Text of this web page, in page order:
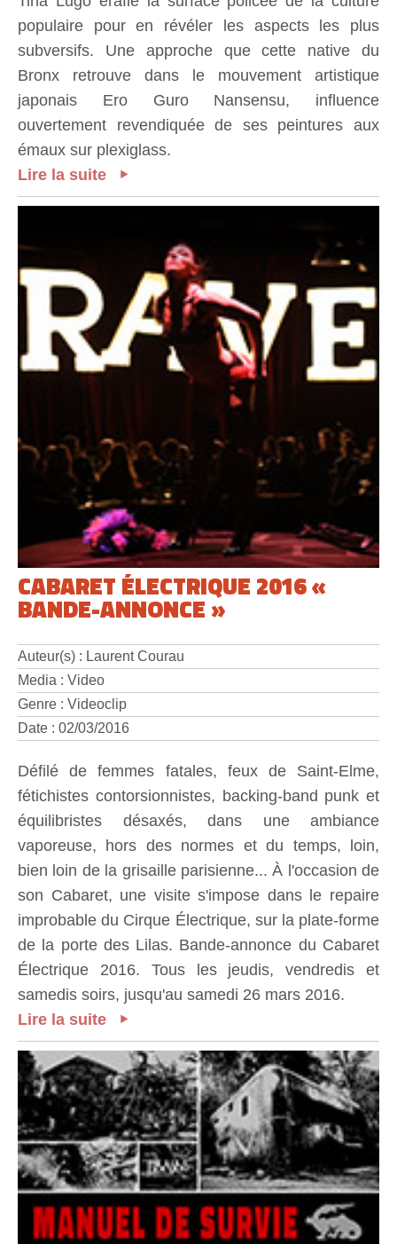
populaire pour en révéler les aspects les plus
subversifs. Une approche que cette native du
Bronx retrouve dans le mouvement artistique
japonais Ero Guro Nansensu, influence
ouvertement revendiquée de ses peintures aux
émaux sur plexiglass.
Lire la suite
CABARET ÉLECTRIQUE 2016 «
BANDE-ANNONCE »
Auteur(s) : Laurent Courau
Media : Video
Genre : Videoclip
Date : 02/03/2016
Défilé de femmes fatales, feux de Saint-Elme,
fétichistes contorsionnistes, backing-band punk et
équilibristes désaxés, dans une ambiance
vaporeuse, hors des normes et du temps, loin,
bien loin de la grisaille parisienne... À l'occasion de
son Cabaret, une visite s'impose dans le repaire
improbable du Cirque Électrique, sur la plate-forme
de la porte des Lilas. Bande-annonce du Cabaret
Électrique 2016. Tous les jeudis, vendredis et
samedis soirs, jusqu'au samedi 26 mars 2016.
Lire la suite